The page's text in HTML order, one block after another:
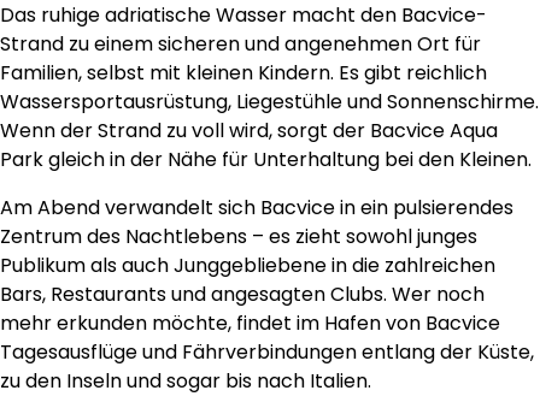
Das ruhige adriatische Wasser macht den Bacvice-
Strand zu einem sicheren und angenehmen Ort für
Familien, selbst mit kleinen Kindern. Es gibt reichlich
Wassersportausrüstung, Liegestühle und Sonnenschirme.
Wenn der Strand zu voll wird, sorgt der Bacvice Aqua
Park gleich in der Nähe für Unterhaltung bei den Kleinen.
Am Abend verwandelt sich Bacvice in ein pulsierendes
Zentrum des Nachtlebens – es zieht sowohl junges
Publikum als auch Junggebliebene in die zahlreichen
Bars, Restaurants und angesagten Clubs. Wer noch
mehr erkunden möchte, findet im Hafen von Bacvice
Tagesausflüge und Fährverbindungen entlang der Küste,
zu den Inseln und sogar bis nach Italien.